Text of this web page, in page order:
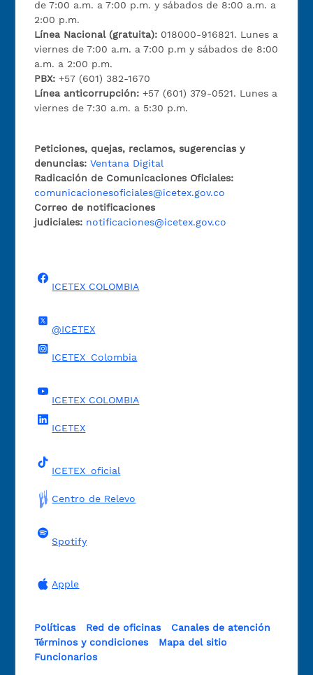
de 7:00 a.m. a 7:00 p.m. y sábados de 8:00 a.m. a
2:00 p.m.
Línea Nacional (gratuita): 018000-916821. Lunes a
viernes de 7:00 a.m. a 7:00 p.m y sábados de 8:00
a.m. a 2:00 p.m.
PBX:+57 (601) 382-1670
Línea anticorrupción:+57 (601) 379-0521. Lunes a
viernes de 7:30 a.m. a 5:30 p.m.
Peticiones, quejas, reclamos, sugerencias y
denuncias: Ventana Digital
Radicación de Comunicaciones Oficiales:
comunicacionesoficiales@icetex.gov.co
Correo de notificaciones
judiciales: notificaciones@icetex.gov.co
ICETEX COLOMBIA
@ICETEX
ICETEX_Colombia
ICETEX COLOMBIA
ICETEX
ICETEX_oficial
Centro de Relevo
Spotify
Apple
Políticas Red de oficinas
Canales de atención
Términos y condiciones
Mapa del sitio
Funcionarios